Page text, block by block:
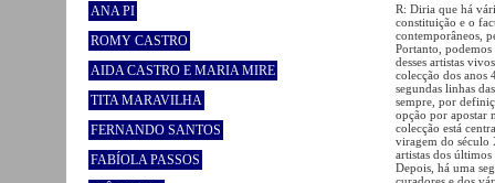
ANA PI
ROMY CASTRO
AIDA CASTRO E MARIA MIRE
TITA MARAVILHA
FERNANDO SANTOS
FABÍOLA PASSOS
R: Diria que há
constituição e o
contemporâneos,
Portanto,
desses artistas
colecção dos anos
segundas linhas
sempre, por
opção por apostar
colecção está
viragem do século
artistas dos
Depois, há uma